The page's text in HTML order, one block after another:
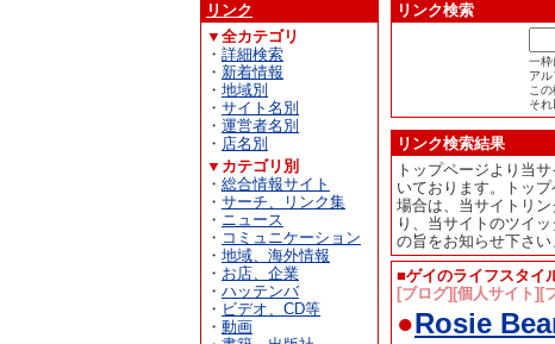
リンク
▼全カテゴリ
・ 詳細検索
・ 新着情報
・ 地域別
・ サイト名別
・ 運営者名別
・ 店名別
▼カテゴリ別
・ 総合情報サイト
・ サーチ、リンク集
・ ニュース
・ コミュニケーション
・ 地域、海外情報
・ お店、企業
・ ハッテンバ
・ ビデオ、CD等
・ 動画
リンク検索
一枠
ア
こ
そ
リンク検索結果
トップページより当
いております。トッ
場合は、当サイトリ
り、当サイトのツイ
の旨をお知らせ下さい
■ゲイのライフスタイ
[ブログ][個人サイト][
●Rosie